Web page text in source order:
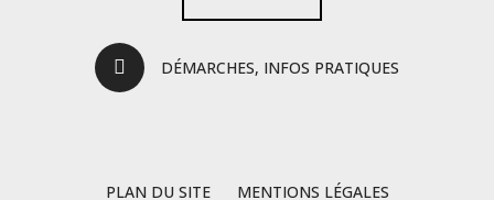
DÉMARCHES, INFOS PRATIQUES
PLAN DU SITE MENTIONS LÉGALES